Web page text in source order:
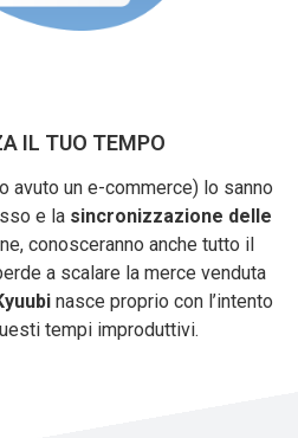
IL TUO TEMPO
avuto un e-commerce) lo sanno
e la sincronizzazione delle
conosceranno anche tutto il
a scalare la merce venduta
nasce proprio con l’intento
tempi improduttivi.